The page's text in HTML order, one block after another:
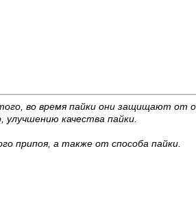
во время пайки они защищают от
качества пайки.
припоя, а также от способа пайки.